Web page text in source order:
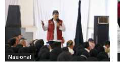
Nasional